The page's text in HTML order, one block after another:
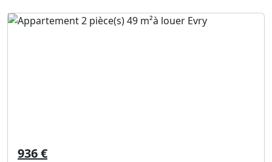
936 €